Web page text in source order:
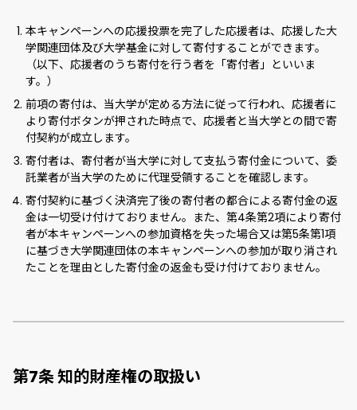
本キャンペーンへの応援投票を完了した応援者は、応援した大
学関連団体及び大学基金に対して寄付することができます。
（以下、応援者のうち寄付を行う者を「寄付者」といいま
す。）
前項の寄付は、当大学が定める方法に従って行われ、応援者に
より寄付ボタンが押された時点で、応援者と当大学との間で寄
付契約が成立します。
寄付者は、寄付者が当大学に対して支払う寄付金について、委
託業者が当大学のために代理受領することを確認します。
寄付契約に基づく決済完了後の寄付者の都合による寄付金の返
金は一切受け付けておりません。また、第4条第2項により寄付
者が本キャンペーンへの参加資格を失った場合又は第5条第1項
に基づき大学関連団体の本キャンペーンへの参加が取り消され
たことを理由とした寄付金の返金も受け付けておりません。
第7条 知的財産権の取扱い